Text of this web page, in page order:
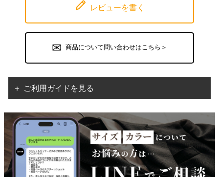
レビューを書く
商品について問い合わせはこちら＞
＋ ご利用ガイドを見る